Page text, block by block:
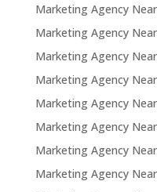
Marketing Agency
Marketing Agency
Marketing Agency
Marketing Agency
Marketing Agency
Marketing Agency
Marketing Agency
Marketing Agency